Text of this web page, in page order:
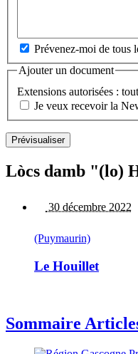
Prévenez-moi de tous
Ajouter un document
Extensions autorisées :
Je veux recevoir la
Lòcs damb "(lo)
30 décembre 2022
(Puymaurin)
Le Houillet
Sommaire